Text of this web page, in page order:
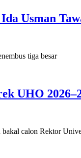
Usman
tiga besar
UHO
calon Rektor